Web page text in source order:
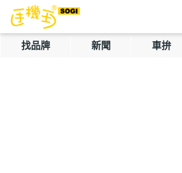
找品牌 新聞 車拚